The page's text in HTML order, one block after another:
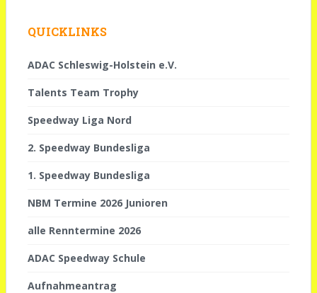
QUICKLINKS
ADAC Schleswig-Holstein e.V.
Talents Team Trophy
Speedway Liga Nord
2. Speedway Bundesliga
1. Speedway Bundesliga
NBM Termine 2026 Junioren
alle Renntermine 2026
ADAC Speedway Schule
Aufnahmeantrag